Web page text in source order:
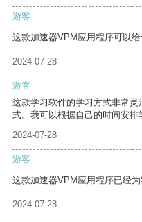
游客
这款加速器VPM应用程序可以
2024-07-28
游客
这款学习软件的学习方式非常
式。我可以根据自己的时间安排
2024-07-28
游客
这款加速器VPM应用程序已经为
2024-07-28